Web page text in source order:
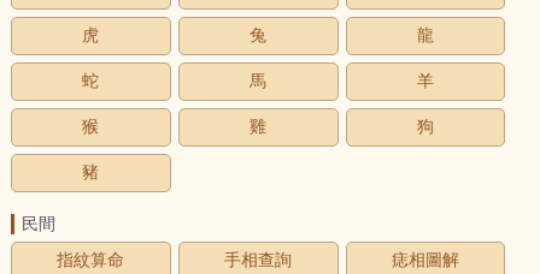
虎 兔 龍
蛇 馬 羊
猴 雞 狗
豬
民間
指紋算命
手相查詢 痣相圖解